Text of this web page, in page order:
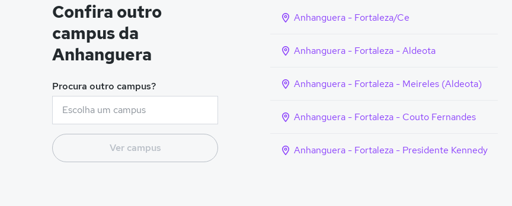
Confira outro
campus da
Anhanguera
Procura outro campus?
Ver campus
Anhanguera - Fortaleza/Ce
Anhanguera - Fortaleza - Aldeota
Anhanguera - Fortaleza - Meireles (Aldeota)
Anhanguera - Fortaleza - Couto Fernandes
Anhanguera - Fortaleza - Presidente Kennedy